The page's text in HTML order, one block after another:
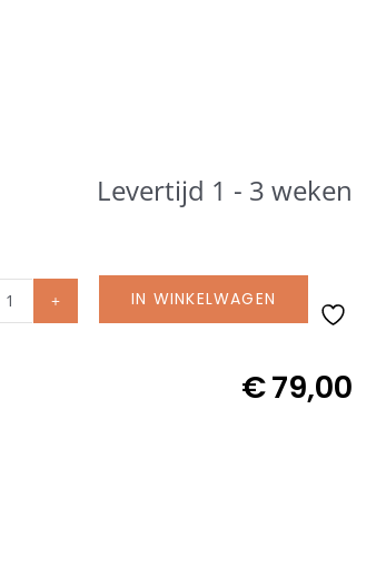
Levertijd 1 - 3 weken
Glatz
IN WINKELWAGEN
€79,00